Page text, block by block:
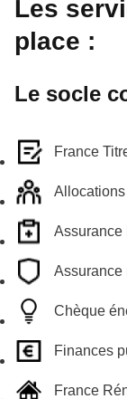
Les
place :
Le socle
France
Assurance
Assurance
Chèque
Finances
France